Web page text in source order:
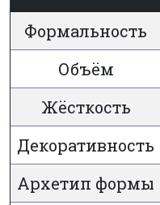
Формальность
Объём
Жёсткость
Декоративность
Архетип формы